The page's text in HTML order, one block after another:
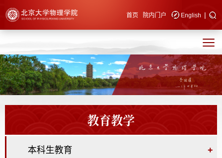
快速导航 首页 院内门户 English |
教育教学
本科生教育 +